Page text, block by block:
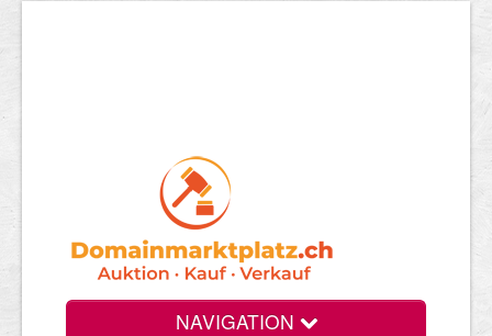
NAVIGATION